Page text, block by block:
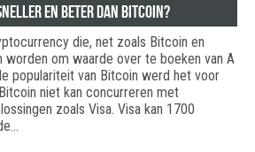
en beter dan Bitcoin?
die, net zoals Bitcoin en
worden om waarde over te boeken van A
populariteit van Bitcoin werd het voor
niet kan concurreren met
zoals Visa. Visa kan 1700